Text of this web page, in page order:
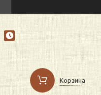
Корзина